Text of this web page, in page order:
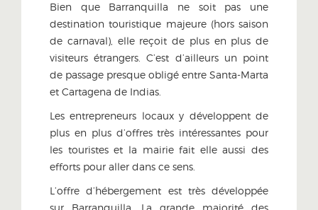
Bien que Barranquilla ne soit pas une
destination touristique majeure (hors saison
de carnaval), elle reçoit de plus en plus de
visiteurs étrangers. C’est d’ailleurs un point
de passage presque obligé entre Santa-Marta
et Cartagena de Indias.
Les entrepreneurs locaux y développent de
plus en plus d’offres très intéressantes pour
les touristes et la mairie fait elle aussi des
efforts pour aller dans ce sens.
L’offre d’hébergement est très développée